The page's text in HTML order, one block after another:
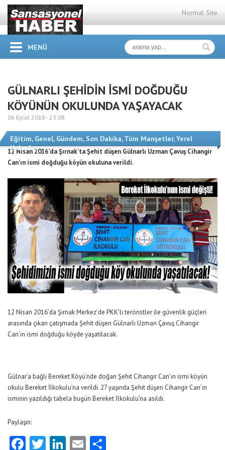
Normal Site
MENÜ
GÜLNARLI ŞEHİDİN İSMİ DOĞDUĞU
KÖYÜNÜN OKULUNDA YAŞAYACAK
06 Eylül 2018 -23:08
Eğitim, Genel, Gündem, Son Dakika,Tüm Manşetler,Yerel
Haberler
12 Nisan 2016’da Şırnak’ta Şehit düşen Gülnarlı Uzman Çavuş Cihangir
Can’ın ismi doğduğu köyün okuluna verildi.
12 Nisan 2016’da Şırnak Merkez’de PKK’lı teröristler ile güvenlik güçleri
arasında çıkan çatışmada Şehit düşen Gülnarlı Uzman Çavuş Cihangir
Can’ın ismi doğduğu köyde yaşatılacak.
Gülnar’a bağlı Bereket Köyü’nde doğan Şehit Cihangir Can’ın ismi köyün
okulu Bereket İlkokulu’na verildi. 27 yaşında Şehit düşen Cihangir Can’ın
isminin yazıldığı tabela bugün Bereket İlkokulu’na asıldı.
Paylaşın:
Facebook
Twitter
LinkedIn
Email